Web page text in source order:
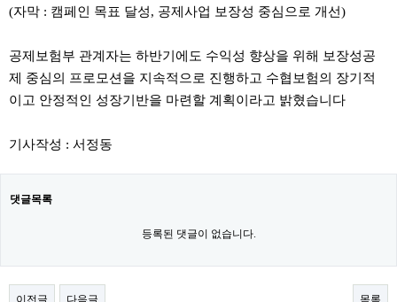
(자막 : 캠페인 목표 달성, 공제사업 보장성 중심으로 개선)
공제보험부 관계자는 하반기에도 수익성 향상을 위해 보장성공
제 중심의 프로모션을 지속적으로 진행하고 수협보험의 장기적
이고 안정적인 성장기반을 마련할 계획이라고 밝혔습니다
기사작성 : 서정동
댓글목록
등록된 댓글이 없습니다.
이전글 다음글 목록